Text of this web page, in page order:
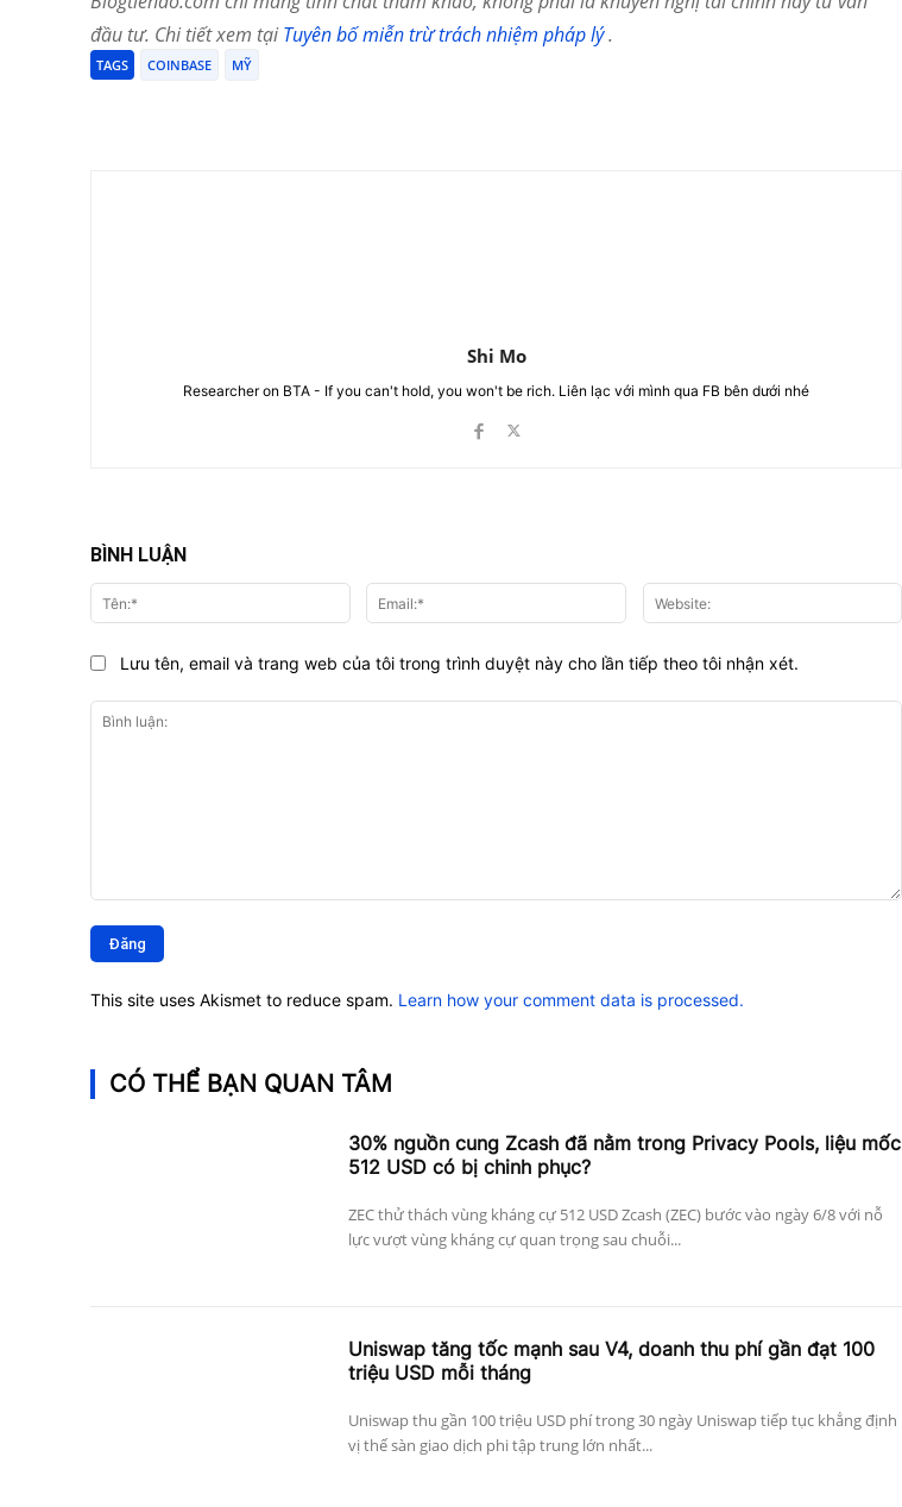
đầu tư. Chi tiết xem tạiTuyên bố miễn trừ trách nhiệm pháp lý.
TAGS COINBASE MỸ
Shi Mo
Researcher on BTA - If you can't hold, you won't be rich. Liên lạc với mình qua FB bên dưới nhé
BÌNH LUẬN
luận:
Tên:* Email:*
Lưu tên, email và trang web của tôi trong trình duyệt này cho lần tiếp theo tôi nhận xét.
This site uses Akismet to reduce spam. Learn how your comment data is processed.
CÓ THỂ BẠN QUAN TÂM
30% nguồn cung Zcash đã nằm trong Privacy Pools, liệu mốc
512 USD có bị chinh phục?
ZEC thử thách vùng kháng cự 512 USD Zcash (ZEC) bước vào ngày 6/8 với nỗ
lực vượt vùng kháng cự quan trọng sau chuỗi...
Uniswap tăng tốc mạnh sau V4, doanh thu phí gần đạt 100
triệu USD mỗi tháng
Uniswap thu gần 100 triệu USD phí trong 30 ngày Uniswap tiếp tục khẳng định
vị thế sàn giao dịch phi tập trung lớn nhất...